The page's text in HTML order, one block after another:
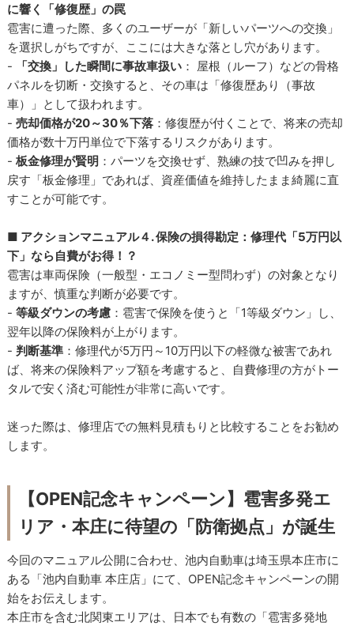
に響く「修復歴」の罠
雹害に遭った際、多くのユーザーが「新しいパーツへの交換」
を選択しがちですが、ここには大きな落とし穴があります。
-
「交換」した瞬間に事故車扱い ： 屋根（ルーフ）などの骨格
パネルを切断・交換すると、その車は「修復歴あり（事故
車）」として扱われます。
-売却価格が20～30％下落 ：修復歴が付くことで、将来の売却
価格が数十万円単位で下落するリスクがあります。
-板金修理が賢明 ：パーツを交換せず、熟練の技で凹みを押し
戻す「板金修理」であれば、資産価値を維持したまま綺麗に直
すことが可能です。
■ アクションマニュアル４. 保険の損得勘定：修理代「5万円以
下」なら自費がお得！？
雹害は車両保険（一般型・エコノミー型問わず）の対象となり
ますが、慎重な判断が必要です。
-等級ダウンの考慮 ：雹害で保険を使うと「1等級ダウン」し、
翌年以降の保険料が上がります。
- 判断基準 ：修理代が5万円～10万円以下の軽微な被害であれ
ば、将来の保険料アップ額を考慮すると、自費修理の方がトー
タルで安く済む可能性が非常に高いです。
迷った際は、修理店での無料見積もりと比較することをお勧め
します。
【OPEN記念キャンペーン】雹害多発エ
リア・本庄に待望の「防衛拠点」が誕生
今回のマニュアル公開に合わせ、池内自動車は埼玉県本庄市に
ある「池内自動車 本庄店」にて、OPEN記念キャンペーンの開
始をお伝えします。
本庄市を含む北関東エリアは、日本でも有数の「雹害多発地